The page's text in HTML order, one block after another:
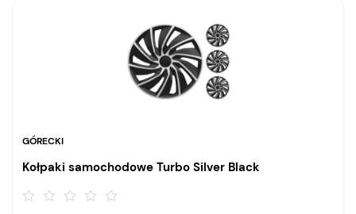
GÓRECKI
Kołpaki samochodowe Turbo Silver Black